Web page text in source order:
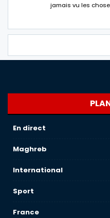
jamais vu les
En direct
Maghreb
International
Sport
France